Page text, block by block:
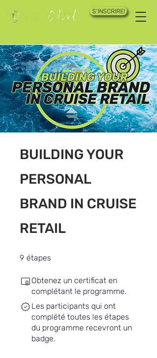
S'INSCRIRE!
BUILDING YOUR
PERSONAL
BRAND IN CRUISE
RETAIL
9 étapes
Obtenez un certificat en
complétant le programme.
Les participants qui ont
complété toutes les étapes
du programme recevront un
badge.